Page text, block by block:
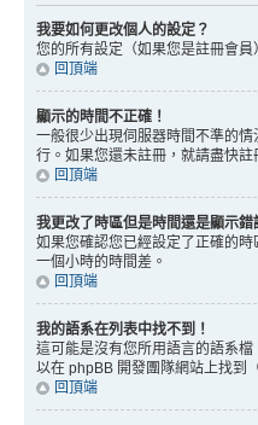
我要如何更改個人的設定？
您的所有設定（如果您是註冊會
回頂端
顯示的時間不正確！
一般很少出現伺服器時間不準的
行。如果您還未註冊，就請盡快註
回頂端
我更改了時區但是時間還是顯示錯
如果您確認您已經設定了正確的
一個小時的時間差。
回頂端
我的語系在列表中找不到！
這可能是沒有您所用語言的語系
以在 phpBB 開發團隊網站上找到
回頂端